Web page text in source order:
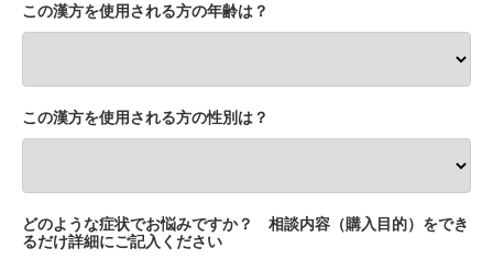
この漢方を使用される方の年齢は？
この漢方を使用される方の性別は？
どのような症状でお悩みですか？ 相談内容（購入目的）をでき
るだけ詳細にご記入ください